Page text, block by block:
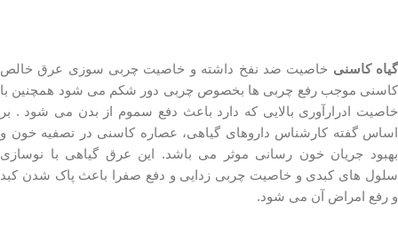
گیاه کاسنی خاصیت ضد نفخ داشته و خاصیت چربی سوزی عرق خالص
کاسنی موجب رفع چربی ها بخصوص چربی دور شکم می شود همچنین با
خاصیت ادرارآوری بالایی که دارد باعث دفع سموم از بدن می شود . بر
اساس گفته کارشناس داروهای گیاهی، عصاره کاسنی در تصفیه خون و
بهبود جریان خون رسانی موثر می باشد. این عرق گیاهی با نوسازی
سلول های کبدی و خاصیت چربی زدایی و دفع صفرا باعث پاک شدن کبد
و رفع امراض آن می شود.